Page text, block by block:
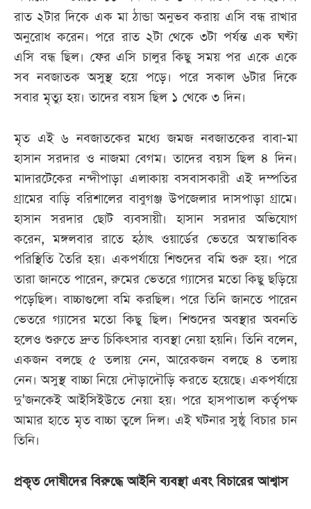
রাত ২টার দিকে এক মা ঠান্ডা অনুভব করায় এসি বন্ধ রাখার
অনুরোধ করেন। পরে রাত ২টা থেকে ৩টা পর্যন্ত এক ঘণ্টা
এসি বন্ধ ছিল। ফের এসি চালুর কিছু সময় পর একে একে
সব নবজাতক অসুস্থ হয়ে পড়ে। পরে সকাল ৬টার দিকে
সবার মৃত্যু হয়। তাদের বয়স ছিল ১ থেকে ৩ দিন।
মৃত এই ৬ নবজাতকের মধ্যে জমজ নবজাতকের বাবা-মা
হাসান সরদার ও নাজমা বেগম। তাদের বয়স ছিল ৪ দিন।
মাদারটেকের নন্দীপাড়া এলাকায় বসবাসকারী এই দম্পতির
গ্রামের বাড়ি বরিশালের বাবুগঞ্জ উপজেলার দাসপাড়া গ্রামে।
হাসান সরদার ছোট ব্যবসায়ী। হাসান সরদার অভিযোগ
করেন, মঙ্গলবার রাতে হঠাৎ ওয়ার্ডের ভেতরে অস্বাভাবিক
পরিস্থিতি তৈরি হয়। একপর্যায়ে শিশুদের বমি শুরু হয়। পরে
তারা জানতে পারেন, রুমের ভেতরে গ্যাসের মতো কিছু ছড়িয়ে
পড়েছিল। বাচ্চাগুলো বমি করছিল। পরে তিনি জানতে পারেন
ভেতরে গ্যাসের মতো কিছু ছিল। শিশুদের অবস্থার অবনতি
হলেও শুরুতে দ্রুত চিকিৎসার ব্যবস্থা নেয়া হয়নি। তিনি বলেন,
একজন বলছে ৫ তলায় নেন, আরেকজন বলছে ৪ তলায়
নেন। অসুস্থ বাচ্চা নিয়ে দৌড়াদৌড়ি করতে হয়েছে। একপর্যায়ে
দু’জনকেই আইসিইউতে নেয়া হয়। পরে হাসপাতাল কর্তৃপক্ষ
আমার হাতে মৃত বাচ্চা তুলে দিল। এই ঘটনার সুষ্ঠু বিচার চান
তিনি।
প্রকৃত দোষীদের বিরুদ্ধে আইনি ব্যবস্থা এবং বিচারের আশ্বাস